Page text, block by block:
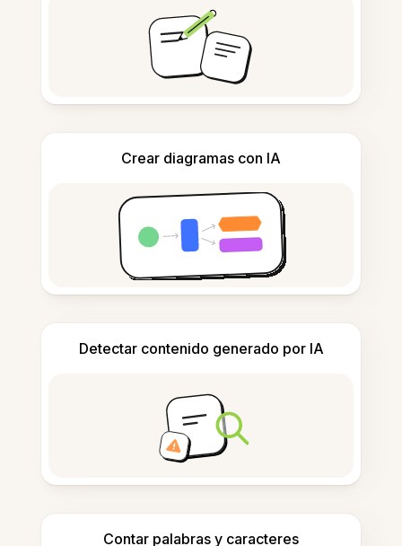
Crear diagramas con IA
Detectar contenido generado por IA
Contar palabras y caracteres